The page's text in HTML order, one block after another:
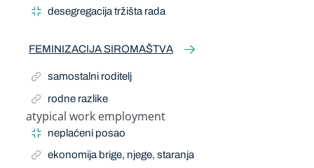
desegregacija tržišta rada
FEMINIZACIJA SIROMAŠTVA
samostalni roditelj
rodne razlike
atypical work employment
Narrow Term
neplaćeni posao
ekonomija brige, njege, staranja